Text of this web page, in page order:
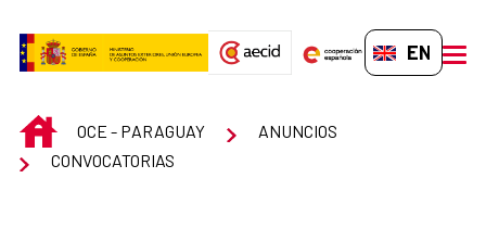
EN-GB
INICIOOCE - PARAGUAY
ANUNCIOS
CONVOCATORIAS